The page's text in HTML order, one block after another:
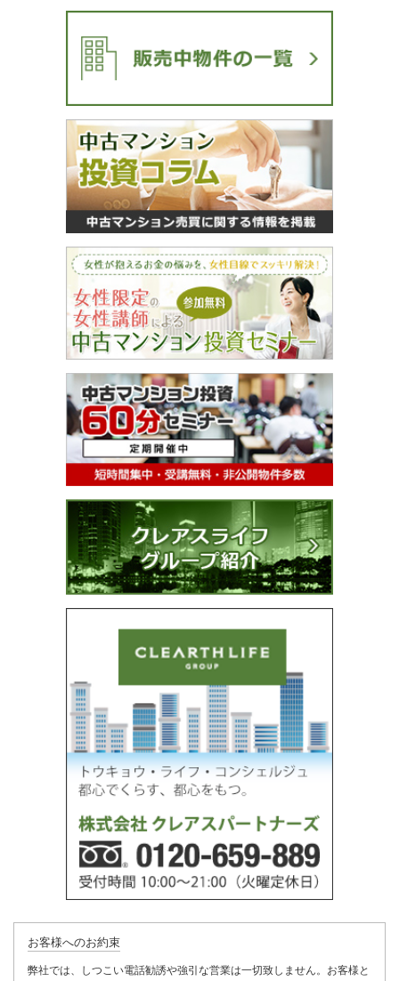
お客様へのお約束
弊社では、しつこい電話勧誘や強引な営業は一切致しません。お客様と